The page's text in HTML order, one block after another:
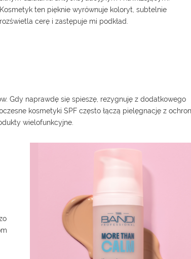
Kosmetyk ten pięknie wyrównuje koloryt, subtelnie
rozświetla cerę i zastępuje mi podkład.
Gdy naprawdę się spieszę, rezygnuję z dodatkowego
kosmetyki SPF często łączą pielęgnację z
wielofunkcyjne.